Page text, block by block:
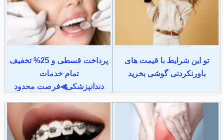
تو این شرایط با قیمت های
باورنکردنی گوشی بخرید
پرداخت قسطی و 25% تخفیف
تمام خدمات
دندانپزشکی◀فرصت محدود